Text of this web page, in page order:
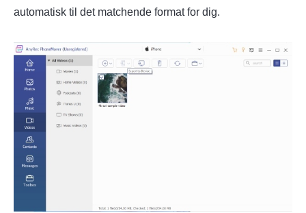
automatisk til det matchende format for dig.